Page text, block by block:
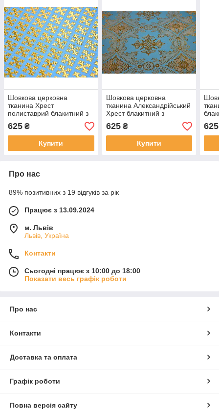
Шовкова церковна
тканина Хрест
полиставрий блакитний з
золотом
625 ₴
Купити
Шовкова церковна
тканина Александрійський
Хрест блакитний з
золотом
625₴
Купити
625
Про нас
89% позитивних з 19 відгуків за рік
Працює з 13.09.2024
м. Львів
Львів, Україна
Контакти
Сьогодні працює з 10:00 до 18:00
Показати весь графік роботи
Про нас
Контакти
Доставка та оплата
Графік роботи
Повна версія сайту